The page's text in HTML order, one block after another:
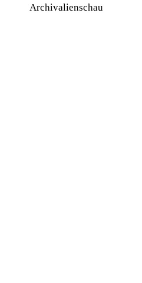
Archivalienschau